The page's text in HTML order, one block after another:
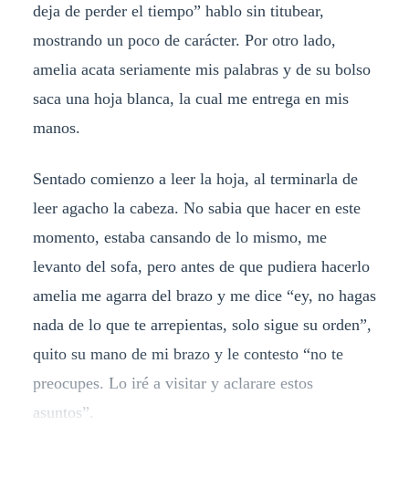
deja de perder el tiempo” hablo sin titubear,
mostrando un poco de carácter. Por otro lado,
amelia acata seriamente mis palabras y de su bolso
saca una hoja blanca, la cual me entrega en mis
manos.
Sentado comienzo a leer la hoja, al terminarla de
leer agacho la cabeza. No sabia que hacer en este
momento, estaba cansando de lo mismo, me
levanto del sofa, pero antes de que pudiera hacerlo
amelia me agarra del brazo y me dice “ey, no hagas
nada de lo que te arrepientas, solo sigue su orden”,
quito su mano de mi brazo y le contesto “no te
preocupes. Lo iré a visitar y aclarare estos
asuntos”.